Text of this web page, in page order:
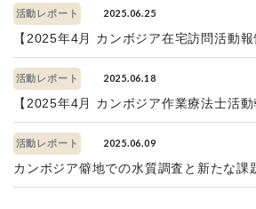
活動レポート 2025.06.25
【2025年4月 カンボジア在宅訪問活動報
活動レポート 2025.06.18
【2025年4月 カンボジア作業療法士活動
活動レポート 2025.06.09
カンボジア僻地での水質調査と新たな課